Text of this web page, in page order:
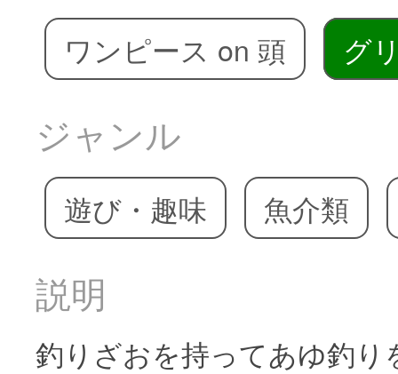
ワンピース on 頭 グ
ジャンル
遊び・趣味 魚介類
説明
釣りざおを持ってあゆ釣